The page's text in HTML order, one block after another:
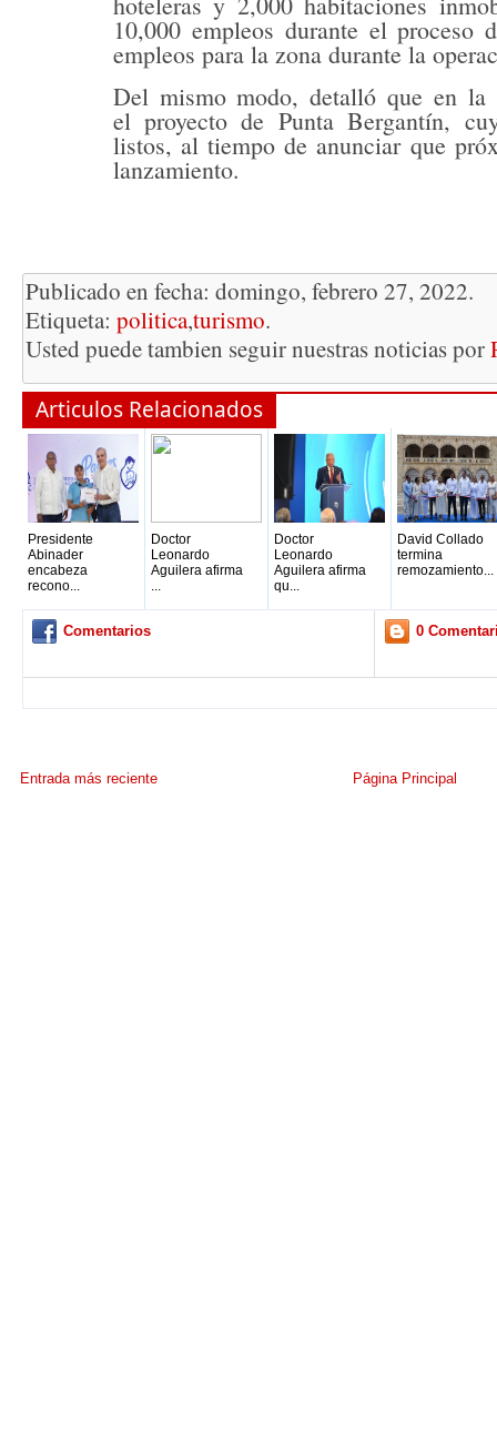
10,000 empleos durante el proceso
empleos para la zona durante la
Del mismo modo, detalló que en
el proyecto de Punta Bergantín,
listos, al tiempo de anunciar que
lanzamiento.
Publicado en fecha: domingo, febrero 27, 2022.
Etiqueta: politica,turismo.
Usted puede tambien seguir nuestras noticias por
Articulos Relacionados
Presidente
Abinader
encabeza
recono...
Doctor
Leonardo
Aguilera afirma
Doctor
Leonardo
Aguilera afirma
qu...
David Collado
termina
remozamiento...
Comentarios 0
Entrada más reciente Página Principal